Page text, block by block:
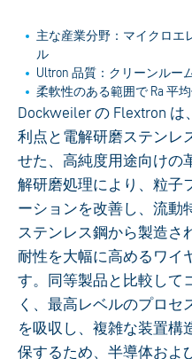
主な産業分野：マイクロエ
ル
Ultron 品質：クリーンルー
柔軟性のある範囲で Ra 平
Dockweiler の Flextron
利点と電解研磨ステンレ
せた、高純度用途向けの
解研磨処理により、粒子
ーションを改善し、流動
ステンレス鋼から製造さ
耐性を大幅に高めるワイ
す。同等製品と比較して
く、最高レベルのプロ
を吸収し、複雑な装置構
保するため、半導体およ